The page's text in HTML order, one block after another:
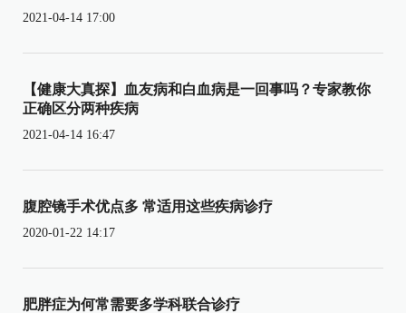
2021-04-14 17:00
【健康大真探】血友病和白血病是一回事吗？专家教你
正确区分两种疾病
2021-04-14 16:47
腹腔镜手术优点多 常适用这些疾病诊疗
2020-01-22 14:17
肥胖症为何常需要多学科联合诊疗